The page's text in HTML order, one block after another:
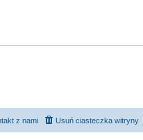
Usuń ciasteczka witryny
z nami